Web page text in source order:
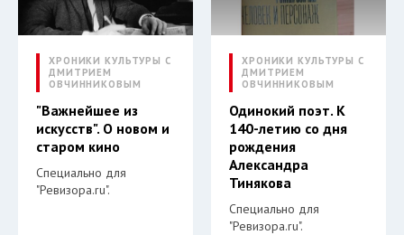
ХРОНИКИ КУЛЬТУРЫ С
ДМИТРИЕМ
ОВЧИННИКОВЫМ
"Важнейшее из
искусств". О новом и
старом кино
Специально для
"Ревизора.ru".
ХРОНИКИ КУЛЬТУРЫ С
ДМИТРИЕМ
ОВЧИННИКОВЫМ
Одинокий поэт. К
140-летию со дня
рождения
Александра
Тинякова
Специально для
"Ревизора.ru".